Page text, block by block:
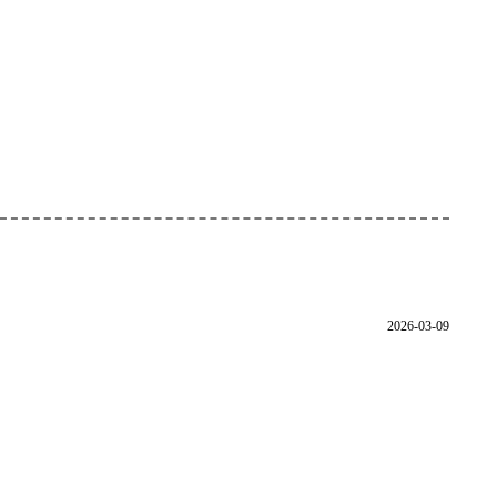
2026-03-09